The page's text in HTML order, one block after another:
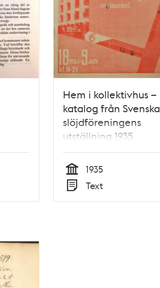
Hem i kollektivhus –
katalog från Svenska
slöjdföreningens
utställning 1935
Tid
1935
Typ
Text